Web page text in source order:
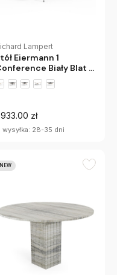
Lampert
Eiermann 1
Biały Blat -
Podstawa
Lampert
zł
wysyłka: 28-35 dni
NEW